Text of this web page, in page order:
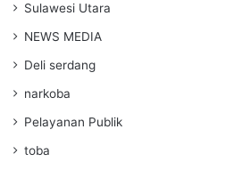
Sulawesi Utara
NEWS MEDIA
Deli serdang
narkoba
Pelayanan Publik
toba